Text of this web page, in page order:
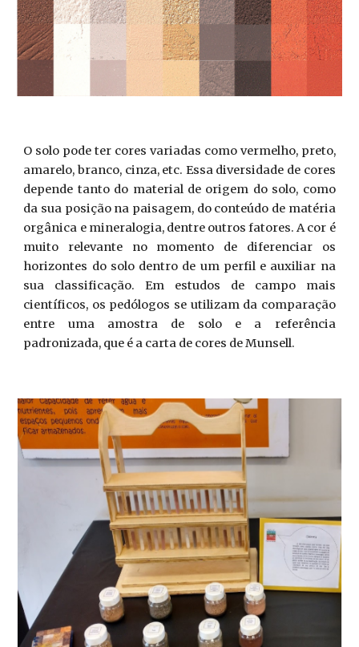
O solo pode ter cores variadas como vermelho, preto,
amarelo, branco, cinza, etc. Essa diversidade de cores
depende tanto do material de origem do solo, como
da sua posição na paisagem, do conteúdo de matéria
orgânica e mineralogia, dentre outros fatores. A cor é
muito relevante no momento de diferenciar os
horizontes do solo dentro de um perfil e auxiliar na
sua classificação. Em estudos de campo mais
científicos, os pedólogos se utilizam da comparação
entre uma amostra de solo e a referência
padronizada, que é a carta de cores de Munsell.